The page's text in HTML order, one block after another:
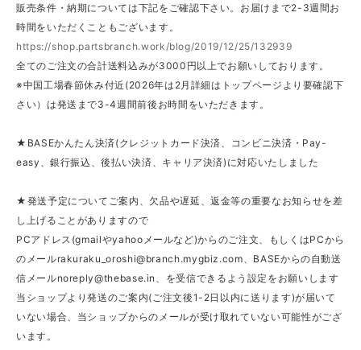
販売条件・納期については下記をご確認下さい。お届けまで2-3週間お
時間をいただくこともございます。
https://shop.partsbranch.work/blog/2019/12/25/132939
全てのご注文の合計送料込みが3000円以上でお願いしております。
※中国工場春節休み付近(2026年は2月詳細はトップページより要確認下
さい）は発送まで3-4週間前後お時間をいただきます。
★BASEかんたん決済(クレジットカード決済、コンビニ決済・Pay-
easy、銀行振込、後払い決済、キャリア決済)に対応いたしました
★発送予定についてご案内、欠品や遅延、返金等の重要なお知らせを差
し上げることがありますので
PCアドレス(gmailやyahooメールなど)からのご注文、もしくはPCから
のメールrakuraku_oroshi@branch.mygbiz.com 、BASEからの自動送
信メールnoreply@thebase.in
、を受信できるよう設定をお願いします
当ショップより発送のご案内(ご注文後1-2日以内に送ります)が届いて
いない場合、当ショップからのメールが受け取れていない可能性がござ
います。